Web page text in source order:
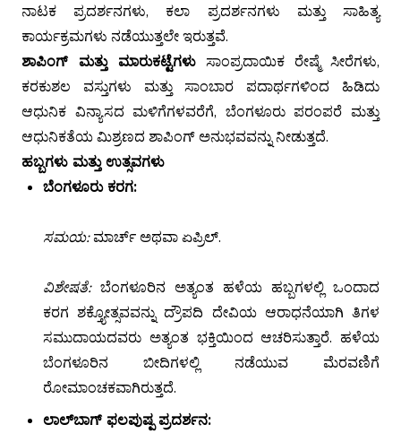
ನಾಟಕ ಪ್ರದರ್ಶನಗಳು, ಕಲಾ ಪ್ರದರ್ಶನಗಳು ಮತ್ತು ಸಾಹಿತ್ಯ
ಕಾರ್ಯಕ್ರಮಗಳು ನಡೆಯುತ್ತಲೇ ಇರುತ್ತವೆ.
ಶಾಪಿಂಗ್ ಮತ್ತು ಮಾರುಕಟ್ಟೆಗಳು ಸಾಂಪ್ರದಾಯಿಕ ರೇಷ್ಮೆ ಸೀರೆಗಳು,
ಕರಕುಶಲ ವಸ್ತುಗಳು ಮತ್ತು ಸಾಂಬಾರ ಪದಾರ್ಥಗಳಿಂದ ಹಿಡಿದು
ಆಧುನಿಕ ವಿನ್ಯಾಸದ ಮಳಿಗೆಗಳವರೆಗೆ, ಬೆಂಗಳೂರು ಪರಂಪರೆ ಮತ್ತು
ಆಧುನಿಕತೆಯ ಮಿಶ್ರಣದ ಶಾಪಿಂಗ್ ಅನುಭವವನ್ನು ನೀಡುತ್ತದೆ.
ಹಬ್ಬಗಳು ಮತ್ತು ಉತ್ಸವಗಳು
ಬೆಂಗಳೂರು ಕರಗ:
ಸಮಯ:ಮಾರ್ಚ್ ಅಥವಾ ಏಪ್ರಿಲ್.
ವಿಶೇಷತೆ:ಬೆಂಗಳೂರಿನ ಅತ್ಯಂತ ಹಳೆಯ ಹಬ್ಬಗಳಲ್ಲಿ ಒಂದಾದ
ಕರಗ ಶಕ್ತ್ಯೋತ್ಸವವನ್ನು ದ್ರೌಪದಿ ದೇವಿಯ ಆರಾಧನೆಯಾಗಿ ತಿಗಳ
ಸಮುದಾಯದವರು ಅತ್ಯಂತ ಭಕ್ತಿಯಿಂದ ಆಚರಿಸುತ್ತಾರೆ. ಹಳೆಯ
ಬೆಂಗಳೂರಿನ ಬೀದಿಗಳಲ್ಲಿ ನಡೆಯುವ ಮೆರವಣಿಗೆ
ರೋಮಾಂಚಕವಾಗಿರುತ್ತದೆ.
ಲಾಲ್‌ಬಾಗ್ ಫಲಪುಷ್ಪ ಪ್ರದರ್ಶನ: